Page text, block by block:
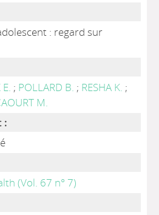
: regard sur
; POLLARD B. ; RESHA K. ;
M.
:
(Vol. 67 n° 7)